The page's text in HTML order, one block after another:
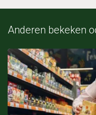
Anderen bekeken